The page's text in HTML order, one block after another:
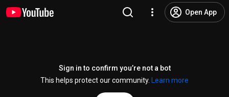
Open App
Sign in to confirm you’re not a bot
This helps protect our community.
Learn more